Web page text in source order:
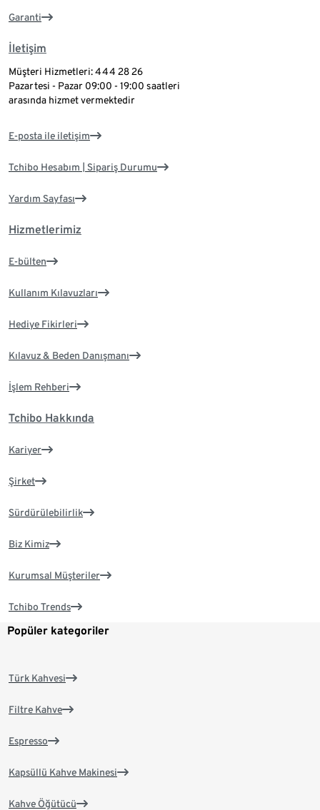
Garanti
İletişim
Müşteri Hizmetleri: 444 28 26
Pazartesi - Pazar 09:00 - 19:00 saatleri
arasında hizmet vermektedir
E-posta ile iletişim
Tchibo Hesabım | Sipariş Durumu
Yardım Sayfası
Hizmetlerimiz
E-bülten
Kullanım Kılavuzları
Hediye Fikirleri
Kılavuz & Beden Danışmanı
İşlem Rehberi
Tchibo Hakkında
Kariyer
Şirket
Sürdürülebilirlik
Biz Kimiz
Kurumsal Müşteriler
Tchibo Trends
Popüler kategoriler
Türk Kahvesi
Filtre Kahve
Espresso
Kapsüllü Kahve Makinesi
Kahve Öğütücü